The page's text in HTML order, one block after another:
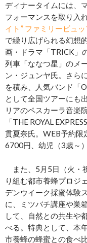
ディナータイムには、
フォーマンスを取り入
イト” ファミリービュッ
で繰り広げられる幻想
画・ドラマ「TRICK」
列車「ななつ星」のメ
ン・ジュンヤ氏。さら
を積み、人気バンド「
として全国ツアーにも
リアのペスカーラ音楽
「THE ROYAL
貫夏奈氏。WEB予約限
6700円、幼児（3歳～
また、5月5日（火・
り組む都市養蜂プロジ
デンウイーク採蜜体験
に、ミツバチ講座や巣
して、自然との共生や
べる。特典として、本
市養蜂の蜂蜜との食べ